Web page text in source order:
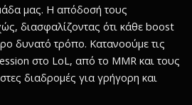
μας. Η απόδοσή τους
διασφαλίζοντας ότι κάθε boost
δυνατό τρόπο. Κατανοούμε τις
στο LoL, από το MMR και τους
διαδρομές για γρήγορη και